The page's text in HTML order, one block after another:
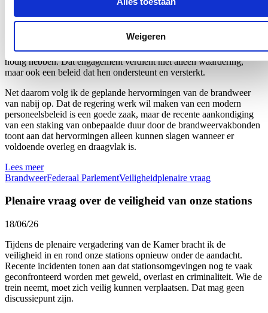
Weigeren
gaat om een woningbrand, een verkeersongeval of een medische
interventie: zij zijn vaak als eersten ter plaatse wanneer mensen hulp
nodig hebben. Dat engagement verdient niet alleen waardering,
maar ook een beleid dat hen ondersteunt en versterkt.
Net daarom volg ik de geplande hervormingen van de brandweer
van nabij op. Dat de regering werk wil maken van een modern
personeelsbeleid is een goede zaak, maar de recente aankondiging
van een staking van onbepaalde duur door de brandweervakbonden
toont aan dat hervormingen alleen kunnen slagen wanneer er
voldoende overleg en draagvlak is.
Lees meer
BrandweerFederaal ParlementVeiligheidplenaire vraag
Plenaire vraag over de veiligheid van onze stations
18/06/26
Tijdens de plenaire vergadering van de Kamer bracht ik de
veiligheid in en rond onze stations opnieuw onder de aandacht.
Recente incidenten tonen aan dat stationsomgevingen nog te vaak
geconfronteerd worden met geweld, overlast en criminaliteit. Wie de
trein neemt, moet zich veilig kunnen verplaatsen. Dat mag geen
discussiepunt zijn.